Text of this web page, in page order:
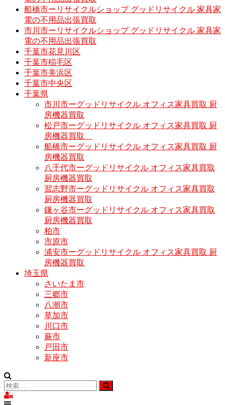
船橋市ーリサイクルショップ グッドリサイクル 家具家
電の不用品出張買取
市川市ーリサイクルショップ グッドリサイクル 家具家
電の不用品出張買取
千葉市花見川区
千葉市稲毛区
千葉市美浜区
千葉市中央区
千葉県
市川市ーグッドリサイクル オフィス家具買取 厨
房機器買取
松戸市ーグッドリサイクル オフィス家具買取 厨
房機器買取
船橋市ーグッドリサイクル オフィス家具買取 厨
房機器買取
八千代市ーグッドリサイクル オフィス家具買取
厨房機器買取
習志野市ーグッドリサイクル オフィス家具買取
厨房機器買取
鎌ヶ谷市ーグッドリサイクル オフィス家具買取
厨房機器買取
柏市
市原市
浦安市ーグッドリサイクル オフィス家具買取 厨
房機器買取
埼玉県
さいたま市
三郷市
八潮市
草加市
川口市
蕨市
戸田市
新座市